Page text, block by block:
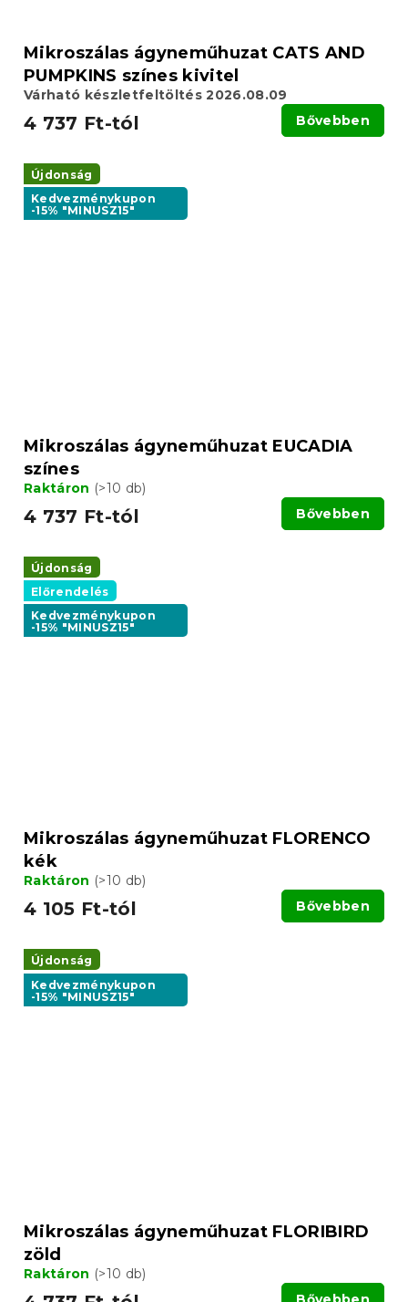
Mikroszálas ágyneműhuzat CATS AND
PUMPKINS színes kivitel
Várható készletfeltöltés 2026.08.09
4 737 Ft-tól Bővebben
Újdonság
Kedvezménykupon
-15% "MINUSZ15"
Mikroszálas ágyneműhuzat EUCADIA
színes
Raktáron (>10 db)
4 737 Ft-tól Bővebben
Újdonság
Előrendelés
Kedvezménykupon
-15% "MINUSZ15"
Mikroszálas ágyneműhuzat FLORENCO
kék
Raktáron (>10 db)
4 105 Ft-tól Bővebben
Újdonság
Kedvezménykupon
-15% "MINUSZ15"
Mikroszálas ágyneműhuzat FLORIBIRD
zöld
Raktáron (>10 db)